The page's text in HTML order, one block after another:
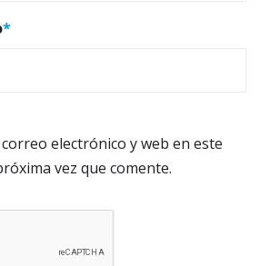
*
electrónico y web en este
vez que comente.